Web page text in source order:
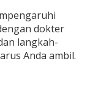
dokter
langkah-
Anda ambil.